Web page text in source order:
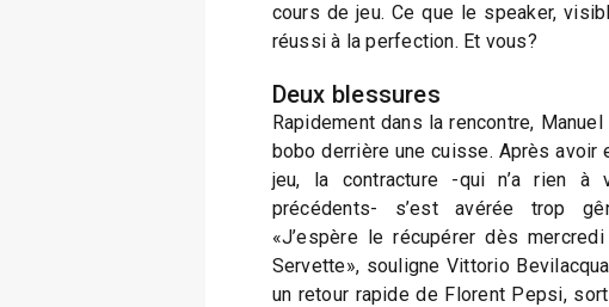
cours de jeu. Ce que le speaker,
réussi à la perfection. Et vous?
Deux blessures
Rapidement dans la rencontre, Manuel
bobo derrière une cuisse. Après avoir
jeu, la contracture -qui n’a rien à
précédents- s’est avérée trop
«J’espère le récupérer dès
Servette», souligne Vittorio
un retour rapide de Florent Pepsi,